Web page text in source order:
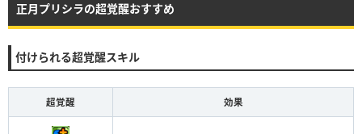
正月プリシラの超覚醒おすすめ
付けられる超覚醒スキル
超覚醒 効果